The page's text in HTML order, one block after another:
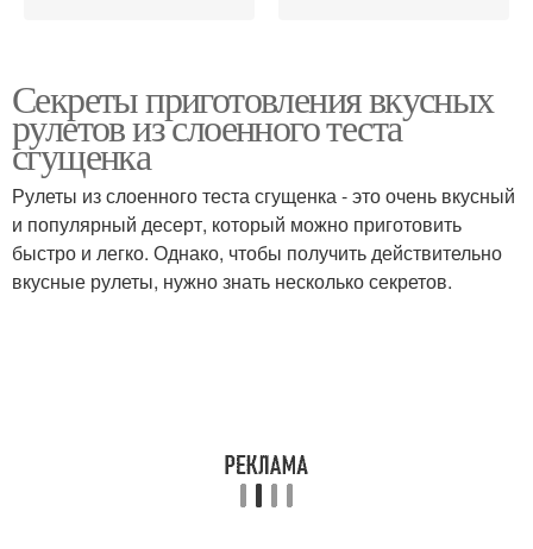
Секреты приготовления вкусных
рулетов из слоенного теста
сгущенка
Рулеты из слоенного теста сгущенка - это очень вкусный
и популярный десерт, который можно приготовить
быстро и легко. Однако, чтобы получить действительно
вкусные рулеты, нужно знать несколько секретов.